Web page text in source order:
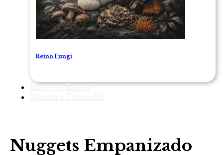
Reino Fungi
Entrega Local
Nuggets Empanizado